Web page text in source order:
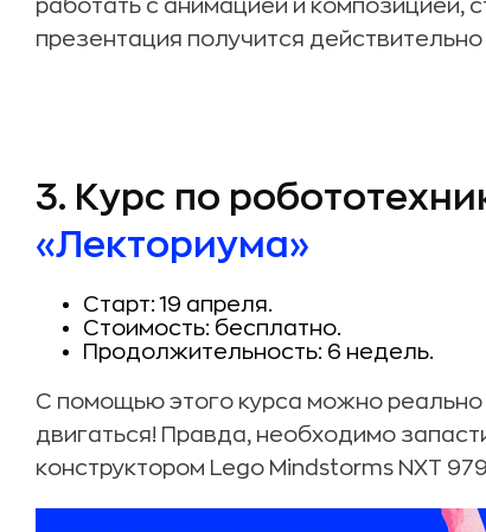
работать с анимацией и композицией,
презентация получится
3. Курс по
«Лекториума»
Старт: 19 апреля.
Стоимость: бесплатно.
Продолжительность: 6 недель.
C помощью этого курса можно реально
двигаться! Правда, необходимо
конструктором Lego Mindstorms NXT